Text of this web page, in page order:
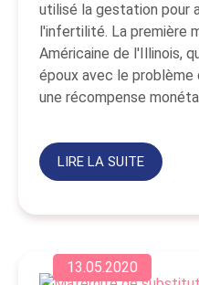
utilisé la gestation pour
l'infertilité. La première
Américaine de l'Illinois,
époux avec le
une récompense
LIRE LA SUITE
13.05.2020